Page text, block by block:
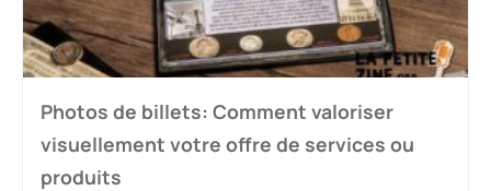
Photos de billets: Comment valoriser
visuellement votre offre de services ou
produits